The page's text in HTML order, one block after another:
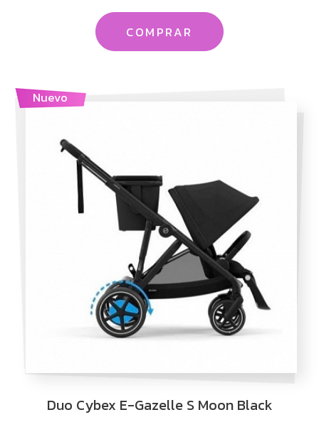
COMPRAR
Duo Cybex E-Gazelle S Moon Black
Nuevo